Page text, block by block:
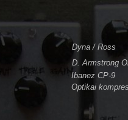
Dyna / Ross
D. Armstrong
Ibanez CP-9
Optikai